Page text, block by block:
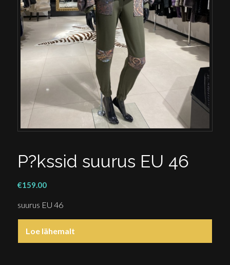
P?kssid suurus EU 46
€159.00
suurus EU 46
Loe lähemalt